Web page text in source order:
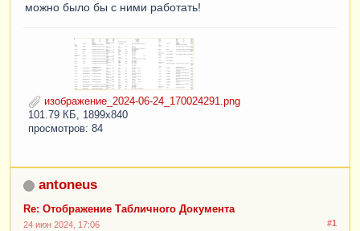
можно было бы с ними работать!
изображение_2024-06-24_170024291.png
101.79 КБ, 1899x840
просмотров: 84
antoneus
Re: Отображение Табличного Документа
#1
24 июн 2024, 17:06